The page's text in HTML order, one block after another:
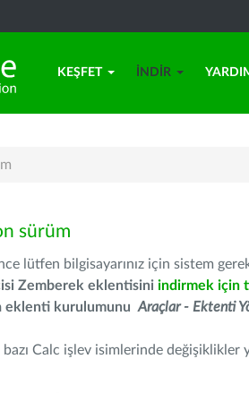
KEŞFET İNDIR
sürüm
lütfen bilgisayarınız için sistem
Zemberek eklentisini indirmek için
eklenti kurulumunu Araçlar - Ektenti
Calc işlev isimlerinde değişiklikler